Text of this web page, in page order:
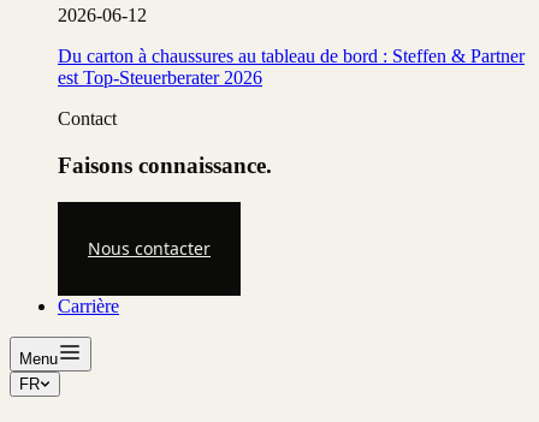
2026-06-12
Du carton à chaussures au tableau de bord : Steffen & Partner
est Top-Steuerberater 2026
Contact
Faisons connaissance.
Nous contacter
Carrière
Menu
FR